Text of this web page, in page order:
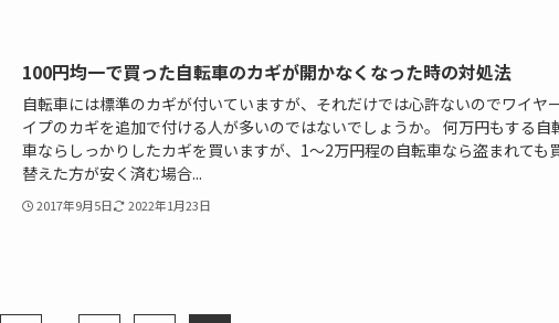
100円均一で買った自転車のカギが開かなくなった時の対処法
自転車には標準のカギが付いていますが、それだけでは心許ないのでワイヤ
イプのカギを追加で付ける人が多いのではないでしょうか。 何万円もする自
車ならしっかりしたカギを買いますが、1～2万円程の自転車なら盗まれても
替えた方が安く済む場合...
2017年9月5日 2022年1月23日